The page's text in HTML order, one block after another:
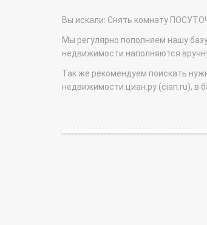
Вы искали: Снять комнату
Мы регулярно пополняем нашу
недвижимости наполняются
Так же рекомендуем поискать
недвижимости циан.ру (cian.ru), в